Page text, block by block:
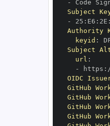
-
Subject
-
25 : E6 : 2E :
Authority
keyid :
Subject
url :
-
https :
OIDC
GitHub
GitHub
GitHub
GitHub